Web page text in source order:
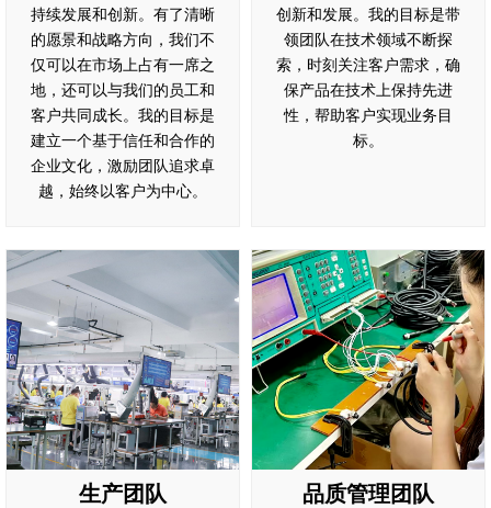
持续发展和创新。有了清晰
的愿景和战略方向，我们不
仅可以在市场上占有一席之
地，还可以与我们的员工和
客户共同成长。我的目标是
建立一个基于信任和合作的
企业文化，激励团队追求卓
越，始终以客户为中心。
创新和发展。我的目标是带
领团队在技术领域不断探
索，时刻关注客户需求，确
保产品在技术上保持先进
性，帮助客户实现业务目
标。
生产团队 品质管理团队